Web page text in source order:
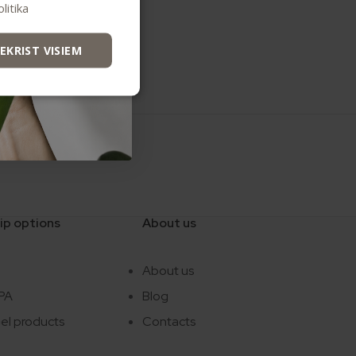
payment
options
products
About us
About us
Blog
Contacts
VISIEM